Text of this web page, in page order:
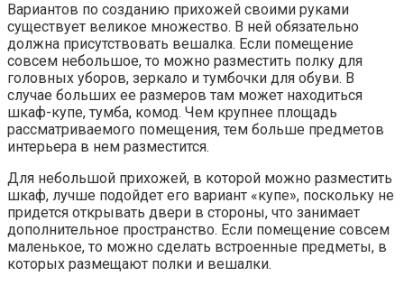
Вариантов по созданию прихожей своими руками
существует великое множество. В ней обязательно
должна присутствовать вешалка. Если помещение
совсем небольшое, то можно разместить полку для
головных уборов, зеркало и тумбочки для обуви. В
случае больших ее размеров там может находиться
шкаф-купе, тумба, комод. Чем крупнее площадь
рассматриваемого помещения, тем больше предметов
интерьера в нем разместится.
Для небольшой прихожей, в которой можно разместить
шкаф, лучше подойдет его вариант «купе», поскольку не
придется открывать двери в стороны, что занимает
дополнительное пространство. Если помещение совсем
маленькое, то можно сделать встроенные предметы, в
которых размещают полки и вешалки.